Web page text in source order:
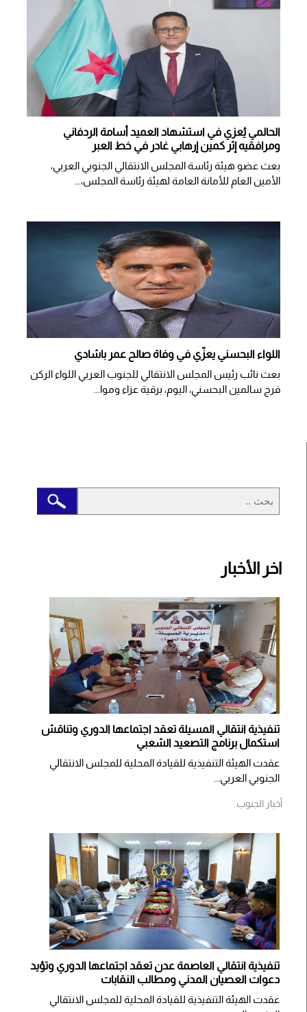
الحالمي يُعزي في استشهاد العميد أسامة الردفاني
ومرافقيه إثر كمين إرهابي غادر في خط العبر
بعث عضو هيئة رئاسة المجلس الانتقالي الجنوبي العربي،
الأمين العام للأمانة العامة لهيئة رئاسة المجلس،...
اللواء البحسني يعزّي في وفاة صالح عمر باشادي
بعث نائب رئيس المجلس الانتقالي للجنوب العربي اللواء الركن
فرج سالمين البحسني، اليوم، برقية عزاء وموا...
اخر الأخبار
تنفيذية انتقالي المسيلة تعقد اجتماعها الدوري وتناقش
استكمال برنامج التصعيد الشعبي
عقدت الهيئة التنفيذية للقيادة المحلية للمجلس الانتقالي
الجنوبي العربي...
أخبار الجنوب
تنفيذية انتقالي العاصمة عدن تعقد اجتماعها الدوري وتؤيد
دعوات العصيان المدني ومطالب النقابات
​عقدت الهيئة التنفيذية للقيادة المحلية للمجلس الانتقالي